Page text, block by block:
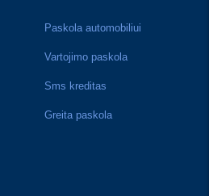
Paskola automobiliui
Vartojimo paskola
Sms kreditas
Greita paskola